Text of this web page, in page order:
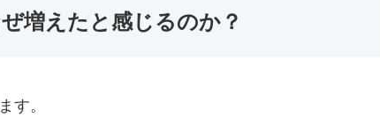
増えたと感じるのか？
す。